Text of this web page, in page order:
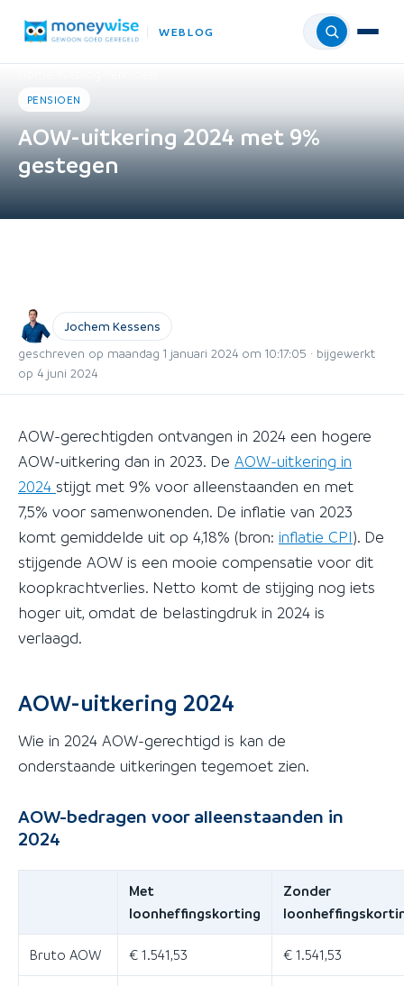
WEBLOG Menu
PENSIOEN
AOW-uitkering 2024 met 9%
gestegen
Jochem Kessens
geschreven op maandag 1 januari 2024 om 10:17:05 · bijgewerkt
op 4 juni 2024
AOW-gerechtigden ontvangen in 2024 een hogere
AOW-uitkering dan in 2023. De AOW-uitkering in
2024 stijgt met 9% voor alleenstaanden en met
7,5% voor samenwonenden. De inflatie van 2023
komt gemiddelde uit op 4,18% (bron: inflatie CPI). De
stijgende AOW is een mooie compensatie voor dit
koopkrachtverlies. Netto komt de stijging nog iets
hoger uit, omdat de belastingdruk in 2024 is
verlaagd.
AOW-uitkering 2024
Wie in 2024 AOW-gerechtigd is kan de
onderstaande uitkeringen tegemoet zien.
AOW-bedragen voor alleenstaanden in
2024
Met
loonheffingskorting
Zonder
Bruto AOW € 1.541,53 € 1.541,53